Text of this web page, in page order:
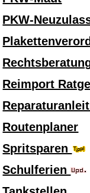
PKW-
Reimport
Routenplaner
Spritsparen
Schulferien